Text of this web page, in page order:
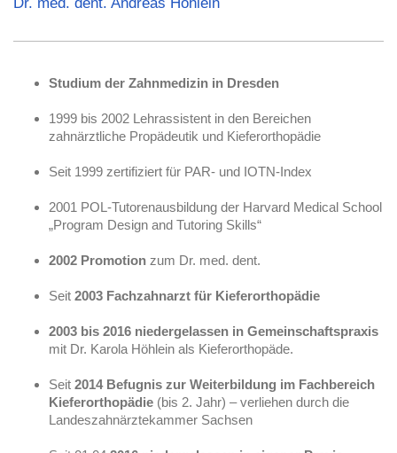
Studium der Zahnmedizin in Dresden
1999 bis 2002 Lehrassistent in den Bereichen
zahnärztliche Propädeutik und Kieferorthopädie
Seit 1999 zertifiziert für PAR- und IOTN-Index
2001 POL-Tutorenausbildung der Harvard Medical School
„Program Design and Tutoring Skills“
2002 Promotion zum Dr. med. dent.
Seit 2003 Fachzahnarzt für Kieferorthopädie
2003 bis 2016 niedergelassen in Gemeinschaftspraxis
mit Dr. Karola Höhlein als Kieferorthopäde.
Seit 2014 Befugnis zur Weiterbildung im Fachbereich
Kieferorthopädie (bis 2. Jahr) – verliehen durch die
Landeszahnärztekammer Sachsen